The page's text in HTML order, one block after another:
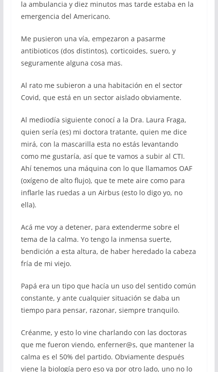
la ambulancia y diez minutos mas tarde estaba en la
emergencia del Americano.
Me pusieron una vía, empezaron a pasarme
antibioticos (dos distintos), corticoides, suero, y
seguramente alguna cosa mas.
Al rato me subieron a una habitación en el sector
Covid, que está en un sector aislado obviamente.
Al mediodía siguiente conocí a la Dra. Laura Fraga,
quien sería (es) mi doctora tratante, quien me dice
mirá, con la mascarilla esta no estás levantando
como me gustaría, así que te vamos a subir al CTI.
Ahí tenemos una máquina con lo que llamamos OAF
(oxígeno de alto flujo), que te mete aire como para
inflarle las ruedas a un Airbus (esto lo digo yo, no
ella).
Acá me voy a detener, para extenderme sobre el
tema de la calma. Yo tengo la inmensa suerte,
bendición a esta altura, de haber heredado la cabeza
fría de mi viejo.
Papá era un tipo que hacía un uso del sentido común
constante, y ante cualquier situación se daba un
tiempo para pensar, razonar, siempre tranquilo.
Créanme, y esto lo vine charlando con las doctoras
que me fueron viendo, enferner@s, que mantener la
calma es el 50% del partido. Obviamente después
viene la biología pero eso va por otro lado, uno no lo